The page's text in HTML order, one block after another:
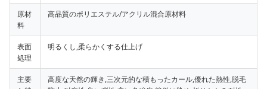
原材
料
高品質のポリエステル/アクリル混合原材料
表面
処理
明るくし,柔らかくする仕上げ
主要
高度な天然の輝き,三次元的な積もったカール,優れた熱性,脱毛